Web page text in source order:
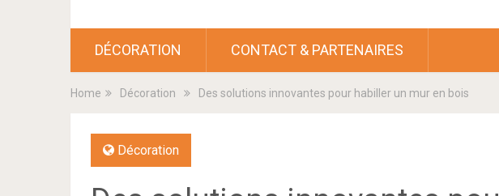
DÉCORATION CONTACT & PARTENAIRES
Home Décoration Des solutions innovantes pour habiller un mur en bois
Décoration